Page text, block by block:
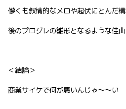
儚くも叙情的なメロや起伏にとんだ
後のプログレの雛形となるような佳
＜結論＞
商業サイケで何が悪いんじゃ〜〜い